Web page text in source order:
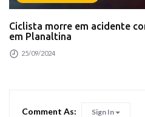
Ciclista morre em acidente
em Planaltina
25/09/2024
Comment As: Sign In